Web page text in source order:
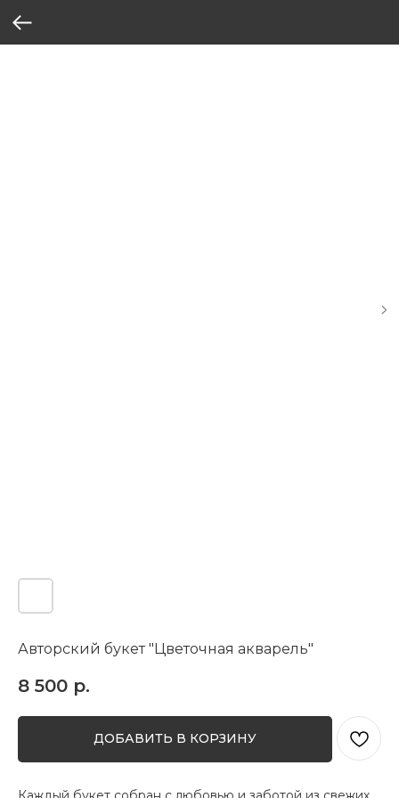
Авторский букет "Цветочная акварель"
8 500 р.
ДОБАВИТЬ В КОРЗИНУ